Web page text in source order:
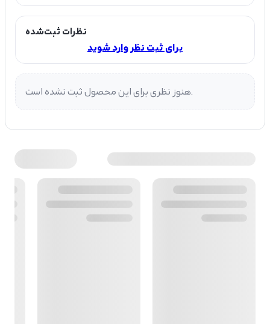
نظرات ثبت‌شده
برای ثبت نظر وارد شوید
هنوز نظری برای این محصول ثبت نشده است.